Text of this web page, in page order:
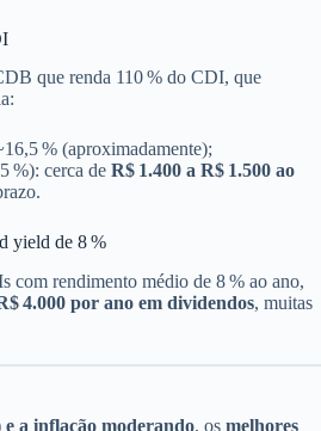
que renda 110 % do CDI, que
% (aproximadamente);
%): cerca de R$ 1.400 a R$ 1.500 ao
yield de 8 %
com rendimento médio de 8 % ao ano,
4.000 por ano em dividendos, muitas
e a inflação moderando, os melhores